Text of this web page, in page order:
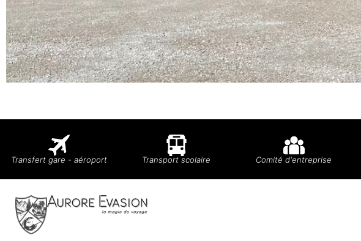
Transfert gare - aéroport Transport scolaire Comité d'entreprise